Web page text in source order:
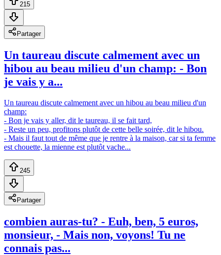
215
Partager
Un taureau discute calmement avec un
hibou au beau milieu d'un champ: - Bon
je vais y a...
Un taureau discute calmement avec un hibou au beau milieu d'un
champ:
- Bon je vais y aller, dit le taureau, il se fait tard,
- Reste un peu, profitons plutôt de cette belle soirée, dit le hibou.
- Mais il faut tout de même que je rentre à la maison, car si ta femme
est chouette, la mienne est plutôt vache...
245
Partager
combien auras-tu? - Euh, ben, 5 euros,
monsieur, - Mais non, voyons! Tu ne
connais pas...